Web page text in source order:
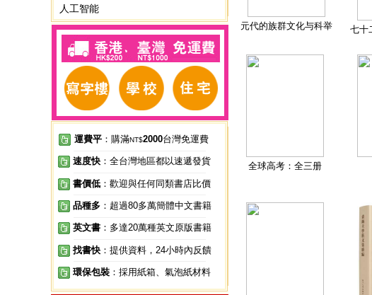
人工智能
運費平 ：購滿NT$2000台灣免運費
速度快 ：全台灣地區都以速遞發貨
書價低 ：歡迎與任何同類書店比價
品種多 ：超過80多萬簡體中文書籍
英文書 ：多達20萬種英文原版書籍
找書快 ：提供資料，24小時內反饋
環保包裝 ：採用紙箱、氣泡紙材料
元代的族群文化与科举 七十
全球高考：全三册